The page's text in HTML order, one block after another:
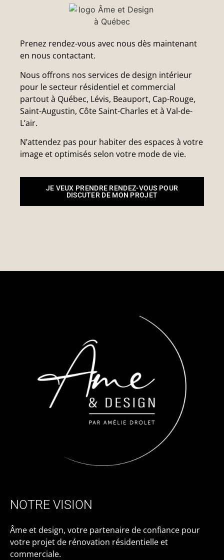
Prenez rendez-vous avec nous dès maintenant
en nous contactant.
Nous offrons nos services de design intérieur
pour le secteur résidentiel et commercial
partout à Québec, Lévis, Beauport, Cap-Rouge,
Saint-Augustin, Côte Saint-Charles et à Val-de-
L’air.
N’attendez pas pour habiter des espaces à votre
image et optimisés selon votre mode de vie.
JE VEUX PRENDRE RENDEZ-VOUS POUR
DISCUTER DE MON PROJET
NOTRE VISION
Âme et design, votre partenaire de confiance pour
votre projet de rénovation résidentielle et
commerciale.